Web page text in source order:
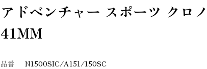
アドベンチャー スポーツ クロ
41MM
品番
N1500SIC/A151/150SC